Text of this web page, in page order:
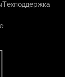
Техподдержка